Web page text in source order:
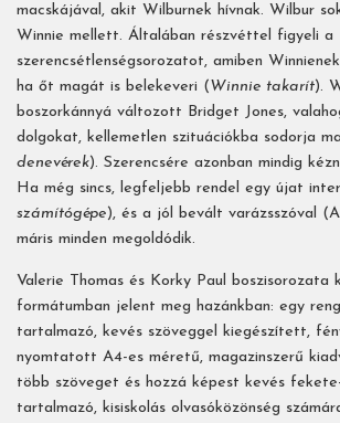
macskájával, akit Wilburnek hívnak. Wilbur
Winnie mellett. Általában részvéttel figyeli a
szerencsétlenségsorozatot, amiben
ha őt magát is belekeveri (Winnie takarít).
boszorkánnyá változott Bridget Jones,
dolgokat, kellemetlen szituációkba sodorja
denevérek). Szerencsére azonban mindig
Ha még sincs, legfeljebb rendel egy újat
számítógépe), és a jól bevált varázsszóval
máris minden megoldódik.
Valerie Thomas és Korky Paul boszisorozata
formátumban jelent meg hazánkban: egy
tartalmazó, kevés szöveggel kiegészített,
nyomtatott A4-es méretű, magazinszerű
több szöveget és hozzá képest kevés
tartalmazó, kisiskolás olvasóközönség